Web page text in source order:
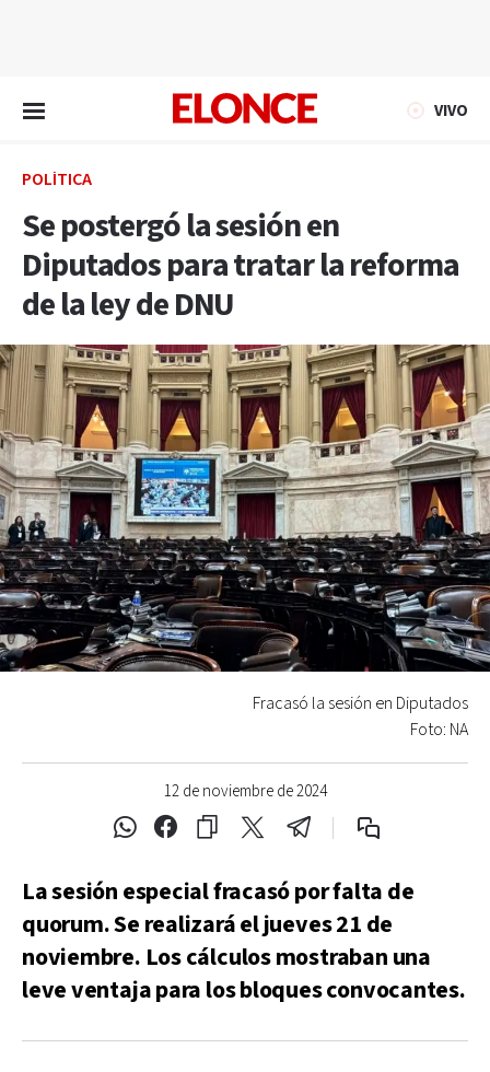
VIVO
POLÍTICA
Se postergó la sesión en
Diputados para tratar la reforma
de la ley de DNU
12 de noviembre de 2024
Fracasó la sesión en Diputados
Foto: NA
La sesión especial fracasó por falta de
quorum. Se realizará el jueves 21 de
noviembre. Los cálculos mostraban una
leve ventaja para los bloques convocantes.